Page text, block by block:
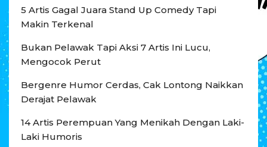
5 Artis Gagal Juara Stand Up Comedy Tapi
Makin Terkenal
Bukan Pelawak Tapi Aksi 7 Artis Ini Lucu,
Mengocok Perut
Bergenre Humor Cerdas, Cak Lontong Naikkan
Derajat Pelawak
14 Artis Perempuan Yang Menikah Dengan Laki-
Laki Humoris